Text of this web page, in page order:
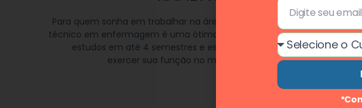
Para quem sonha em trabalhar na área da saúde, o curso
técnico em enfermagem é uma ótima opção. Termine os
estudos em até 4 semestres e esteja pronto(a) para
exercer sua função no mercado de trabalho.